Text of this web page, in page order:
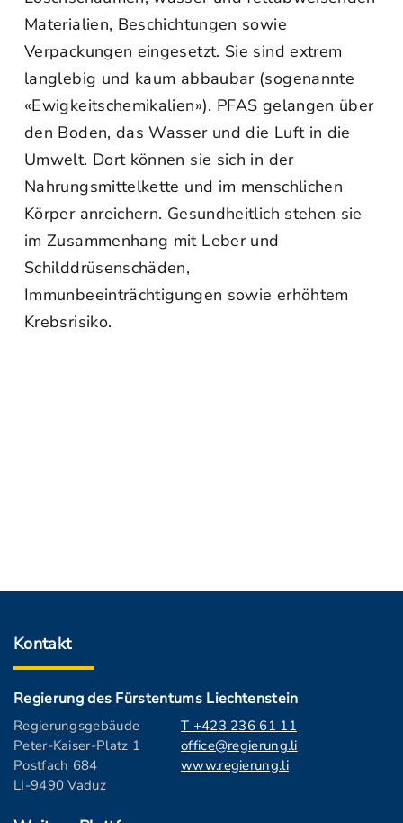
Materialien, Beschichtungen sowie
Verpackungen eingesetzt. Sie sind extrem
langlebig und kaum abbaubar (sogenannte
«Ewigkeitschemikalien»). PFAS gelangen über
den Boden, das Wasser und die Luft in die
Umwelt. Dort können sie sich in der
Nahrungsmittelkette und im menschlichen
Körper anreichern. Gesundheitlich stehen sie
im Zusammenhang mit Leber und
Schilddrüsenschäden,
Immunbeeinträchtigungen sowie erhöhtem
Krebsrisiko.
Kontakt
Regierung des Fürstentums Liechtenstein
Regierungsgebäude
Peter-Kaiser-Platz 1
Postfach 684
LI-9490 Vaduz
T +423 236 61 11
office@regierung.li
www.regierung.li